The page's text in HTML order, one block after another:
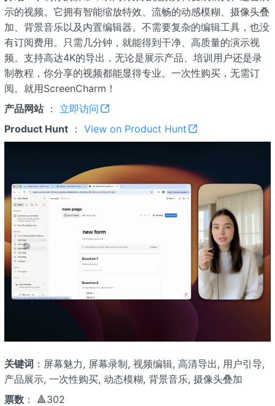
示的视频。它拥有智能缩放特效、流畅的动感模糊、摄像头叠
加、背景音乐以及内置编辑器。不需要复杂的编辑工具，也没
有订阅费用。只需几分钟，就能得到干净、高质量的演示视
频。支持高达4K的导出，无论是展示产品、培训用户还是录
制教程，你分享的视频都能显得专业。一次性购买，无需订
阅。就用ScreenCharm！
产品网站： 立即访问
Product Hunt： View on Product Hunt
关键词 ：屏幕魅力, 屏幕录制, 视频编辑, 高清导出, 用户引导,
产品展示, 一次性购买, 动态模糊, 背景音乐, 摄像头叠加
票数： 🔺302